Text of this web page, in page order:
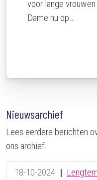
voor lange
Dame nu op…
Nieuwsarchief
Lees eerdere berichten
ons archief.
18-10-2024 |